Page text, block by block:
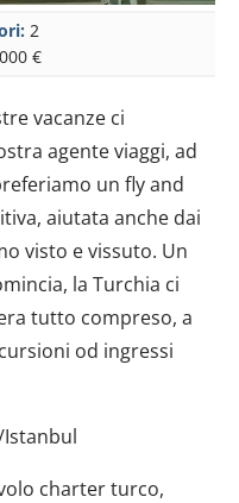
2
€
vacanze ci
agente viaggi, ad
un fly and
aiutata anche dai
visto e vissuto. Un
la Turchia ci
tutto compreso, a
od ingressi
Istanbul
charter turco,